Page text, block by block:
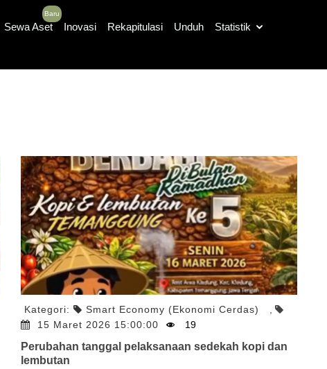
Sewa Aset
Baru
Inovasi Rekapitulasi Unduh Statistik
Kategori: Smart Economy (Ekonomi Cerdas)
15 Maret 2026 15:00:00
19
Perubahan tanggal pelaksanaan sedekah kopi dan
lembutan